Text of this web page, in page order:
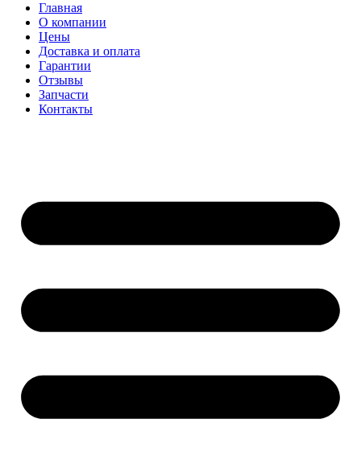
Главная
О компании
Цены
Доставка и оплата
Гарантии
Отзывы
Запчасти
Контакты